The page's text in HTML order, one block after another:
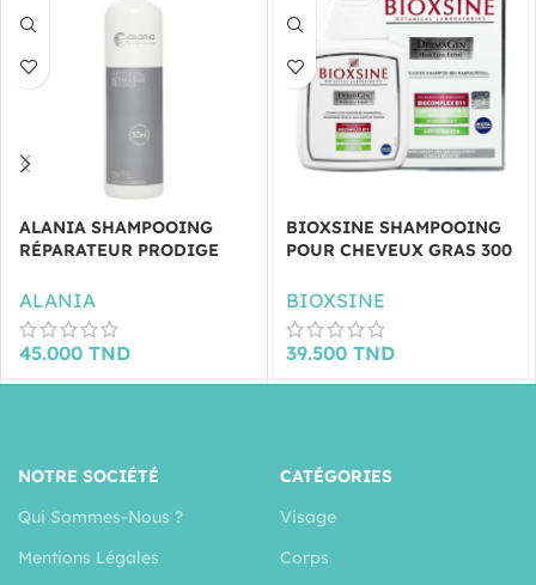
ALANIA SHAMPOOING
RÉPARATEUR PRODIGE
ALANIA
45.000 TND
BIOXSINE SHAMPOOING
POUR CHEVEUX GRAS 300
BIOXSINE
39.500 TND
NOTRE SOCIÉTÉ
Qui Sommes-Nous ?
Mentions Légales
CATÉGORIES
Visage
Corps